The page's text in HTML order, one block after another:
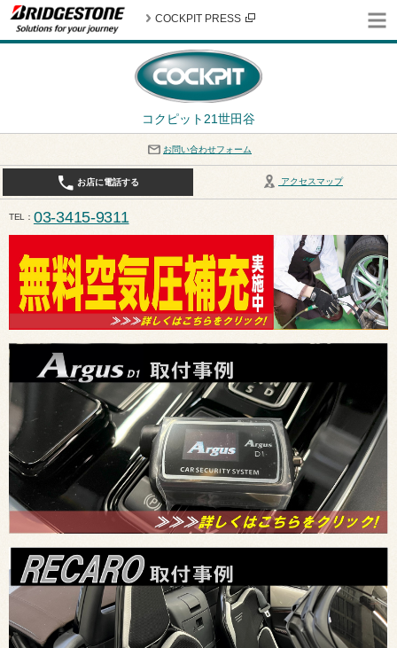
コクピット21世田谷
COCKPIT PRESS
お問い合わせフォーム
アクセスマップ
お店に電話する
TEL 03-3415-9311
平日10:30〜19:00 作業受付終了は17:30になります。 / 定休日：8月定休日は火曜日、水曜日とな
ます。ご注意ください。